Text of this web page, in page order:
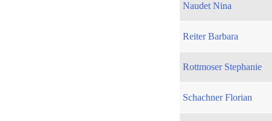
Naudet Nina
Reiter Barbara
Rottmoser Stephanie
Schachner Florian